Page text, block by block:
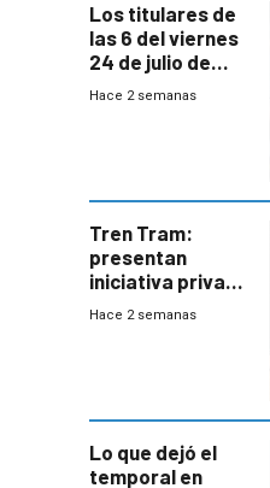
Los titulares de
las 6 del viernes
24 de julio de
2026
Hace 2 semanas
Tren Tram:
presentan
iniciativa privada
para una red de
Hace 2 semanas
Lo que dejó el
temporal en